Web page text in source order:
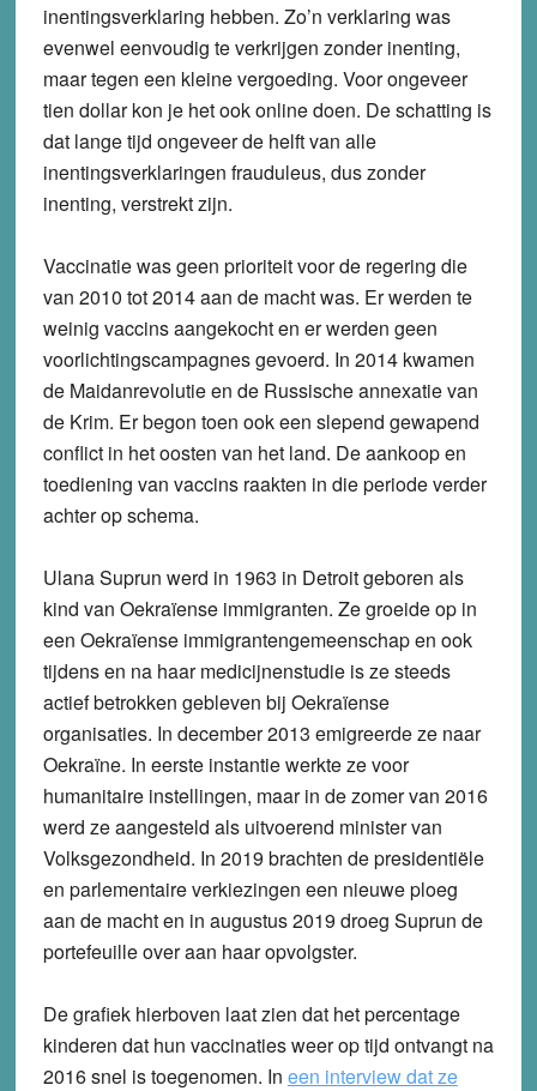
inentingsverklaring hebben. Zo’n verklaring was
evenwel eenvoudig te verkrijgen zonder inenting,
maar tegen een kleine vergoeding. Voor ongeveer
tien dollar kon je het ook online doen. De schatting is
dat lange tijd ongeveer de helft van alle
inentingsverklaringen frauduleus, dus zonder
inenting, verstrekt zijn.
Vaccinatie was geen prioriteit voor de regering die
van 2010 tot 2014 aan de macht was. Er werden te
weinig vaccins aangekocht en er werden geen
voorlichtingscampagnes gevoerd. In 2014 kwamen
de Maidanrevolutie en de Russische annexatie van
de Krim. Er begon toen ook een slepend gewapend
conflict in het oosten van het land. De aankoop en
toediening van vaccins raakten in die periode verder
achter op schema.
Ulana Suprun werd in 1963 in Detroit geboren als
kind van Oekraïense immigranten. Ze groeide op in
een Oekraïense immigrantengemeenschap en ook
tijdens en na haar medicijnenstudie is ze steeds
actief betrokken gebleven bij Oekraïense
organisaties. In december 2013 emigreerde ze naar
Oekraïne. In eerste instantie werkte ze voor
humanitaire instellingen, maar in de zomer van 2016
werd ze aangesteld als uitvoerend minister van
Volksgezondheid. In 2019 brachten de presidentiële
en parlementaire verkiezingen een nieuwe ploeg
aan de macht en in augustus 2019 droeg Suprun de
portefeuille over aan haar opvolgster.
De grafiek hierboven laat zien dat het percentage
kinderen dat hun vaccinaties weer op tijd ontvangt na
2016 snel is toegenomen. In een interview dat ze